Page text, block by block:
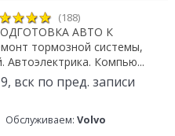
(188)
АВТО К
тормозной системы,
Автоэлектрика. Компью...
вск по пред. записи
Обслуживаем: Volvo